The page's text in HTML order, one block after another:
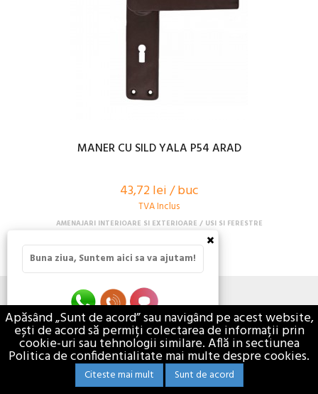
MANER CU SILD YALA P54 ARAD
43,72 lei / buc
TVA Inclus
AMENAJARI INTERIOARE SI EXTERIOARE USI SI FERESTRE
VEZI DETALII
Apăsând „Sunt de acord” sau navigând pe acest website,
ești de acord să permiți colectarea de informații prin
cookie-uri sau tehnologii similare. Află in sectiunea
Politica de confidentialitate mai multe despre cookies.
Citeste mai mult Sunt de acord
×
Buna ziua, Suntem aici sa va ajutam!